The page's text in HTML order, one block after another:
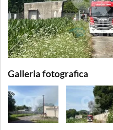
Galleria fotografica